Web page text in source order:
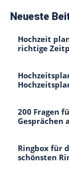
Neueste
Hochzeit
richtige
200 Fragen
Gesprächen
Ringbox für
schönsten